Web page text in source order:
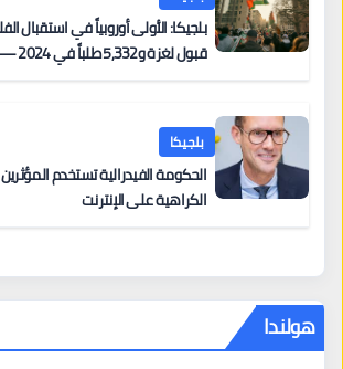
قبول
بلجيكا
الحكومة الفيدرالية تستخدم
الكراهية على الإنترنت
هولندا